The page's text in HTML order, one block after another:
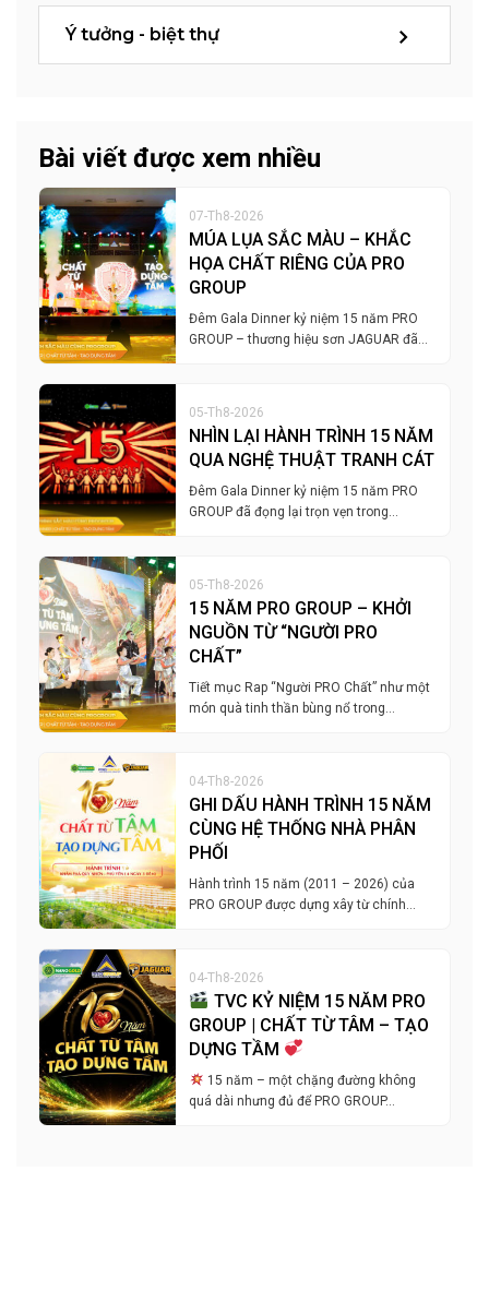
Ý tưởng - biệt thự
Bài viết được xem nhiều
07-Th8-2026
MÚA LỤA SẮC MÀU – KHẮC
HỌA CHẤT RIÊNG CỦA PRO
GROUP
Đêm Gala Dinner kỷ niệm 15 năm PRO
GROUP – thương hiệu sơn JAGUAR đã…
05-Th8-2026
NHÌN LẠI HÀNH TRÌNH 15 NĂM
QUA NGHỆ THUẬT TRANH CÁT
Đêm Gala Dinner kỷ niệm 15 năm PRO
GROUP đã đọng lại trọn vẹn trong…
05-Th8-2026
15 NĂM PRO GROUP – KHỞI
NGUỒN TỪ “NGƯỜI PRO
CHẤT”
Tiết mục Rap “Người PRO Chất” như một
món quà tinh thần bùng nổ trong…
04-Th8-2026
GHI DẤU HÀNH TRÌNH 15 NĂM
CÙNG HỆ THỐNG NHÀ PHÂN
PHỐI
Hành trình 15 năm (2011 – 2026) của
PRO GROUP được dựng xây từ chính…
04-Th8-2026
TVC KỶ NIỆM 15 NĂM PRO
GROUP | CHẤT TỪ TÂM – TẠO
DỰNG TẦM
15 năm – một chặng đường không
quá dài nhưng đủ để PRO GROUP…